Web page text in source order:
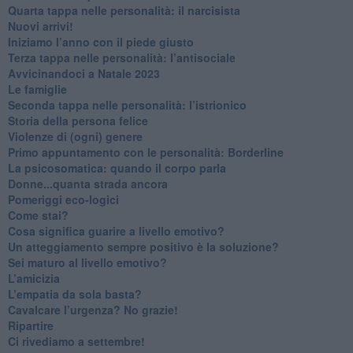
Quarta tappa nelle personalità: il narcisista
​Nuovi arrivi!
​Iniziamo l’anno con il piede giusto
​Terza tappa nelle personalità: l’antisociale
​Avvicinandoci a Natale 2023
Le famiglie
Seconda tappa nelle personalità: l’istrionico
​Storia della persona felice
Violenze di (ogni) genere
​Primo appuntamento con le personalità: Borderline
La psicosomatica: quando il corpo parla
Donne...quanta strada ancora
​Pomeriggi eco-logici
​Come stai?
Cosa significa guarire a livello emotivo?
​Un atteggiamento sempre positivo è la soluzione?
​Sei maturo al livello emotivo?
​L’amicizia
​L’empatia da sola basta?
​Cavalcare l’urgenza? No grazie!
Ripartire
​Ci rivediamo a settembre!